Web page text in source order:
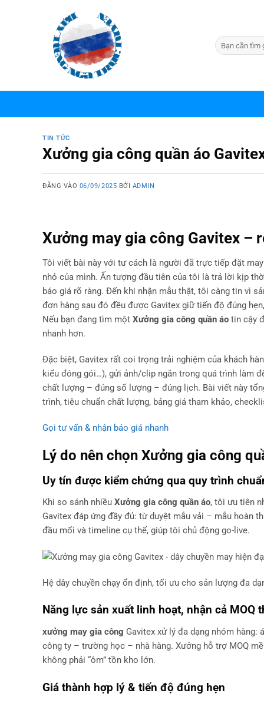
TIN TỨC
Xưởng gia công quần áo
ĐĂNG VÀO 06/09/2025 BỞI ADMIN
Xưởng may gia công Gavitex –
Tôi viết bài này với tư cách là người đã trực tiếp đặt
nhỏ của mình. Ấn tượng đầu tiên của tôi là trả lời kịp
báo giá rõ ràng. Đến khi nhận mẫu thật, tôi càng tin vì
đơn hàng sau đó đều được Gavitex giữ tiến độ đúng
Nếu bạn đang tìm một Xưởng gia công quần áo tin cậy
nhanh hơn.
Đặc biệt, Gavitex rất coi trọng trải nghiệm của khách
kiểu đóng gói…), gửi ảnh/clip ngắn trong quá trình làm
chất lượng – đúng số lượng – đúng lịch. Bài viết này
trình, tiêu chuẩn chất lượng, bảng giá tham khảo,
Gọi tư vấn & nhận báo giá nhanh
Lý do nên chọn Xưởng gia công
Uy tín được kiểm chứng qua quy trình
Khi so sánh nhiều Xưởng gia công quần áo, tôi ưu tiên
Gavitex đáp ứng đầy đủ: từ duyệt mẫu vải – mẫu hoàn
đầu mối và timeline cụ thể, giúp tôi chủ động go-live.
Hệ dây chuyền chạy ổn định, tối ưu cho sản lượng đa
Năng lực sản xuất linh hoạt, nhận cả MOQ
xưởng may gia công Gavitex xử lý đa dạng nhóm hàng:
công ty – trường học – nhà hàng. Xưởng hỗ trợ MOQ
không phải “ôm” tồn kho lớn.
Giá thành hợp lý & tiến độ đúng hẹn